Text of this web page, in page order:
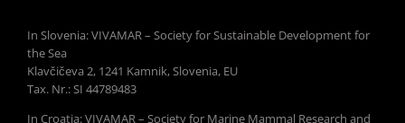
In Slovenia: VIVAMAR – Society for Sustainable Development for
the Sea
Klavčičeva 2, 1241 Kamnik, Slovenia, EU
Tax. Nr.: SI 44789483
In Croatia: VIVAMAR – Society for Marine Mammal Research and